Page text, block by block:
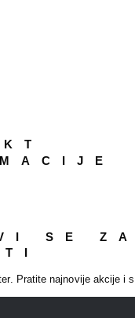
SE ZA
Pratite najnovije akcije i